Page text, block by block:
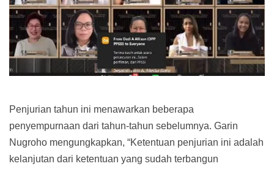
Penjurian tahun ini menawarkan beberapa
penyempurnaan dari tahun-tahun sebelumnya. Garin
Nugroho mengungkapkan, “Ketentuan penjurian ini adalah
kelanjutan dari ketentuan yang sudah terbangun